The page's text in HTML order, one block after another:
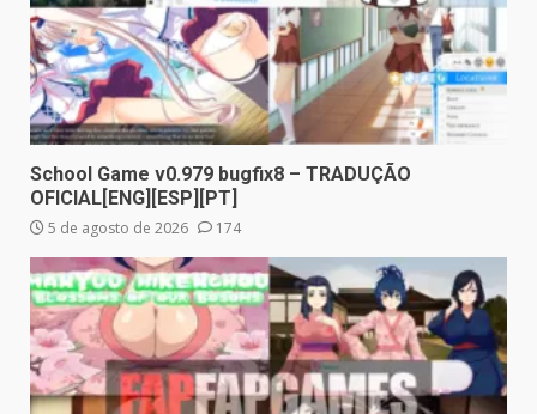
School Game v0.979 bugfix8 – TRADUÇÃO
OFICIAL[ENG][ESP][PT]
5 de agosto de 2026 174